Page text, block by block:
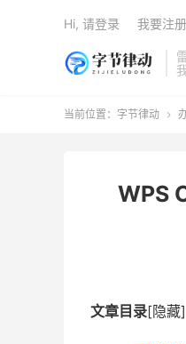
Hi, 请登录 我要注册
当前位置： 字节律动 
WPS
文章目录[隐藏]